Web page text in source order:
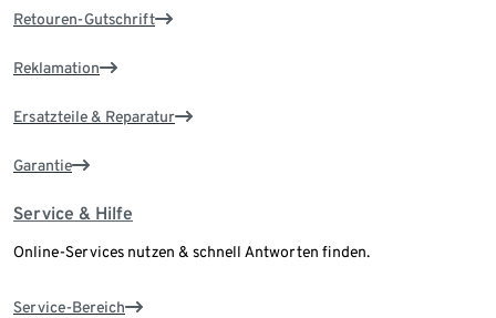
Retouren-Gutschrift
Reklamation
Ersatzteile & Reparatur
Garantie
Service & Hilfe
Online-Services nutzen & schnell Antworten finden.
Service-Bereich